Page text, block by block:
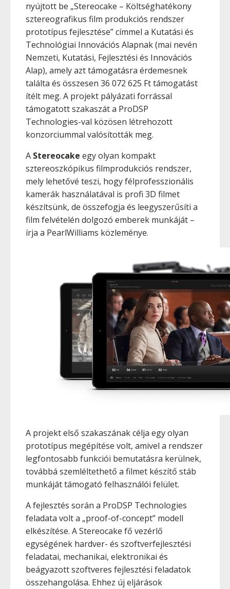
nyújtott be „Stereocake – Költséghatékony
sztereografikus film produkciós rendszer
prototípus fejlesztése” címmel a Kutatási és
Technológiai Innovációs Alapnak (mai nevén
Nemzeti, Kutatási, Fejlesztési és Innovációs
Alap), amely azt támogatásra érdemesnek
találta és összesen 36 072 625 Ft támogatást
ítélt meg. A projekt pályázati forrással
támogatott szakaszát a ProDSP
Technologies-val közösen létrehozott
konzorciummal valósították meg.
A Stereocake egy olyan kompakt
sztereoszkópikus filmprodukciós rendszer,
mely lehetővé teszi, hogy félprofesszionális
kamerák használatával is profi 3D filmet
készítsünk, de összefogja és leegyszerűsíti a
film felvételén dolgozó emberek munkáját –
írja a PearlWilliams közleménye.
A projekt első szakaszának célja egy olyan
prototípus megépítése volt, amivel a rendszer
legfontosabb funkciói bemutatásra kerülnek,
továbbá szemléltethető a filmet készítő stáb
munkáját támogató felhasználói felület.
A fejlesztés során a ProDSP Technologies
feladata volt a „proof-of-concept” modell
elkészítése. A Stereocake fő vezérlő
egységének hardver- és szoftverfejlesztési
feladatai, mechanikai, elektronikai és
beágyazott szoftveres fejlesztési feladatok
összehangolása. Ehhez új eljárások